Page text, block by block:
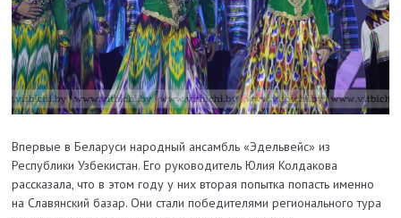
Впервые в Беларуси народный ансамбль «Эдельвейс» из
Республики Узбекистан. Его руководитель Юлия Колдакова
рассказала, что в этом году у них вторая попытка попасть именно
на Славянский базар. Они стали победителями регионального тура